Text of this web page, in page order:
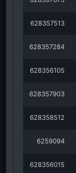
628357513
628357284
628356105
628357903
628358512
6259094
628356015